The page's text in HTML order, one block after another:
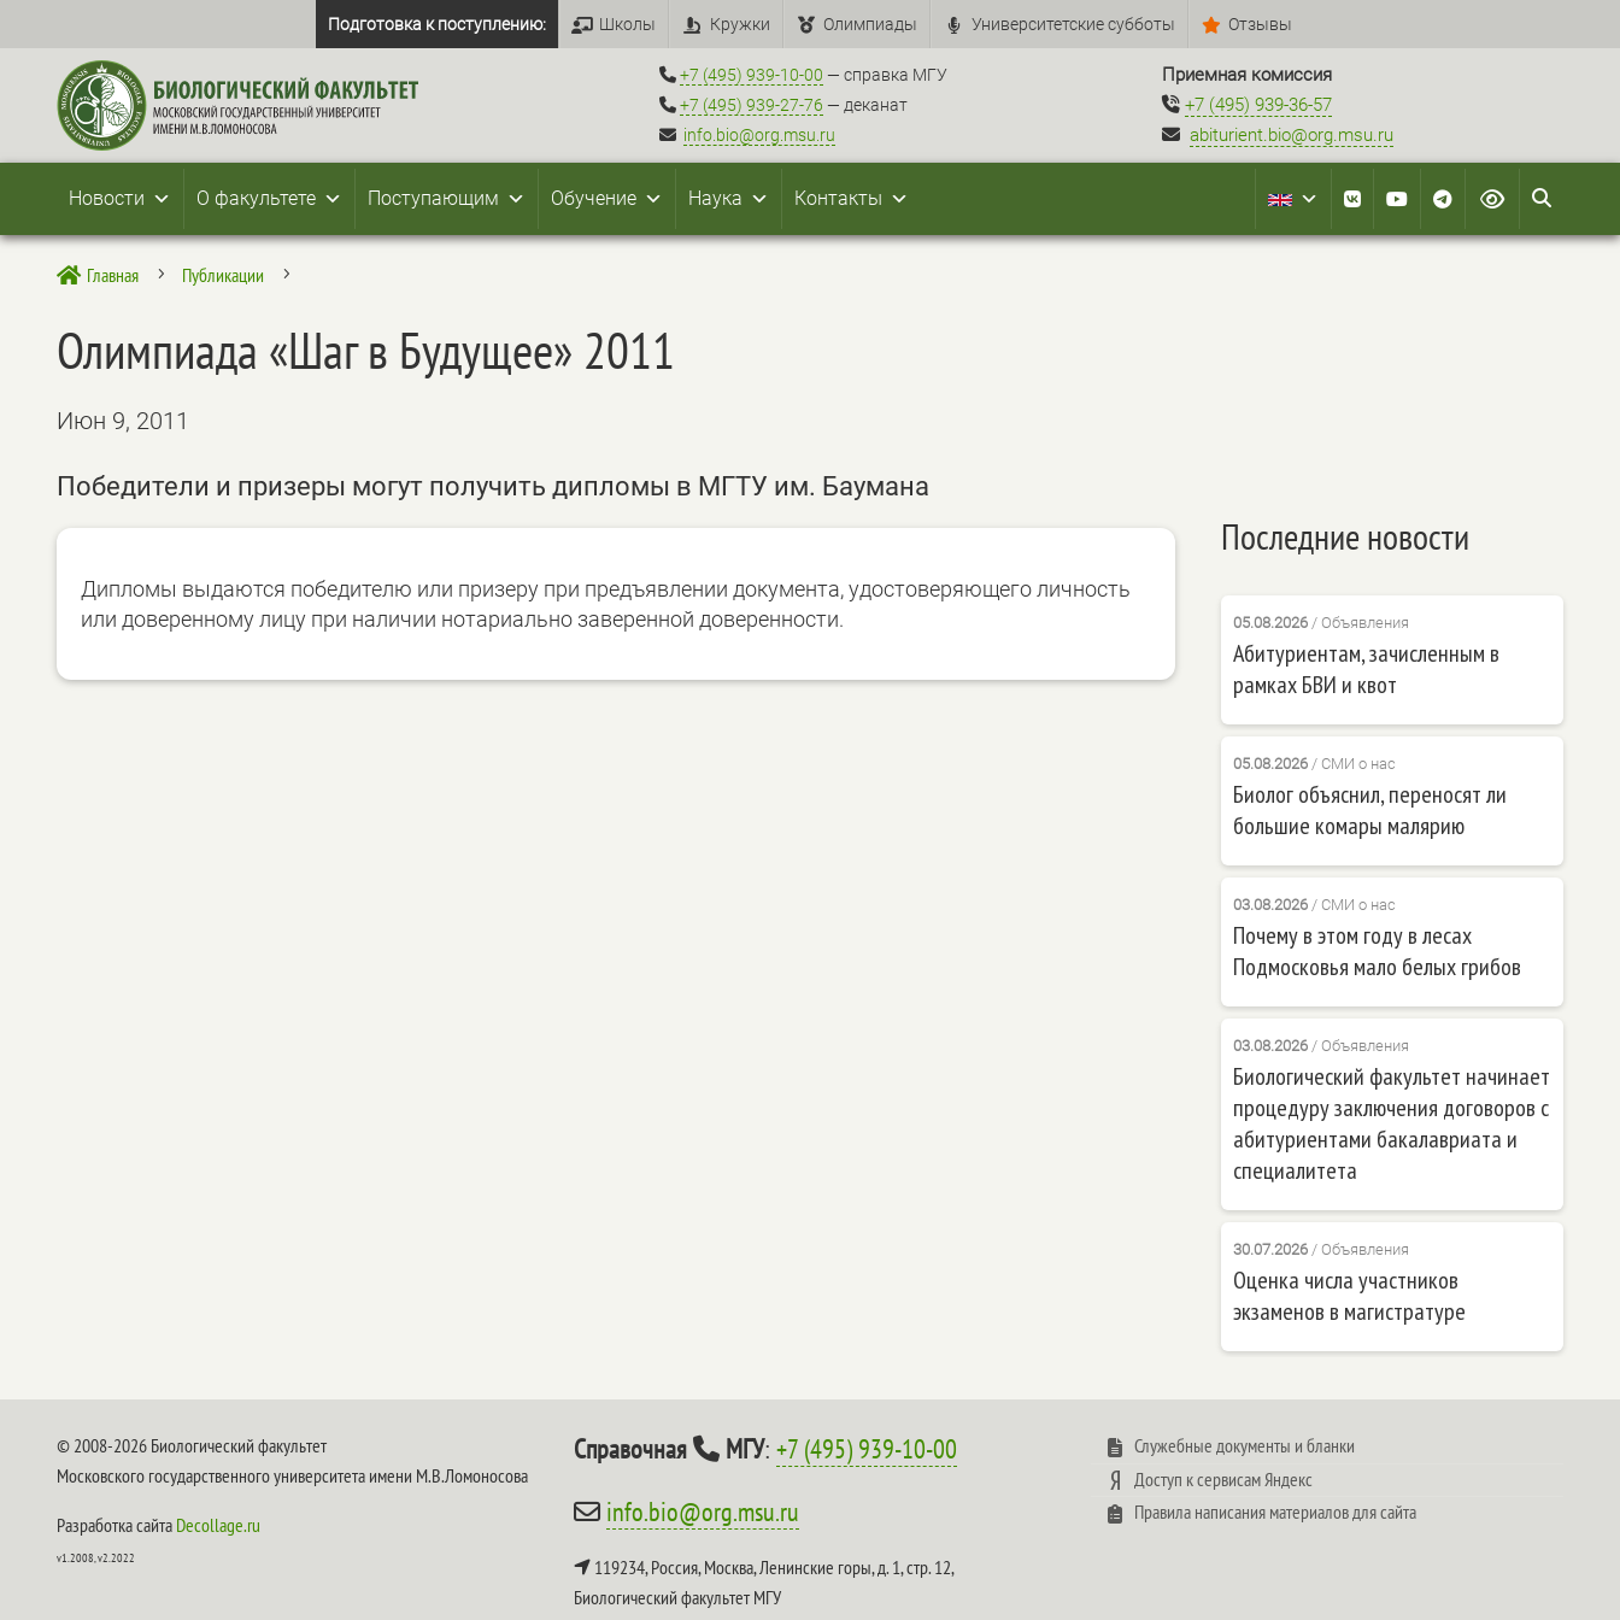
Подготовка к поступлению: Школы Кружки Олимпиады Университетские субботы Отзывы
+7 (495) 939-10-00 — справка МГУ
+7 (495) 939-27-76 — деканат
info.bio@org.msu.ru
Приемная комиссия
+7 (495) 939-36-57
abiturient.bio@org.msu.ru
Новости О факультете Поступающим Обучение Наука Контакты
 Главная 5 Публикации 5
Олимпиада «Шаг в Будущее» 2011
Июн 9, 2011
Победители и призеры могут получить дипломы в МГТУ им. Баумана
Дипломы выдаются победителю или призеру при предъявлении документа, удостоверяющего личность
или доверенному лицу при наличии нотариально заверенной доверенности.
Последние новости
05.08.2026/ Объявления
Абитуриентам, зачисленным в
рамках БВИ и квот
05.08.2026/ СМИ о нас
Биолог объяснил, переносят ли
большие комары малярию
03.08.2026/ СМИ о нас
Почему в этом году в лесах
Подмосковья мало белых грибов
03.08.2026/ Объявления
Биологический факультет начинает
процедуру заключения договоров с
абитуриентами бакалавриата и
специалитета
30.07.2026/ Объявления
Оценка числа участников
экзаменов в магистратуре
© 2008-2026 Биологический факультет
Московского государственного университета имени М.В.Ломоносова
Разработка сайта Decollage.ru
v1.2008, v2.2022
Справочная МГУ:+7 (495) 939-10-00
info.bio@org.msu.ru
119234, Россия, Москва, Ленинские горы, д. 1, стр. 12,
Биологический факультет МГУ
Служебные документы и бланки
Доступ к сервисам Яндекс
Правила написания материалов для сайта